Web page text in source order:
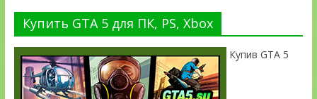
Купить GTA 5 для ПК, PS, Xbox
Купив GTA 5